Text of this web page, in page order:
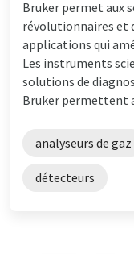
Bruker permet aux
révolutionnaires et
applications qui
Les instruments
solutions de
Bruker permettent
analyseurs de gaz
détecteurs